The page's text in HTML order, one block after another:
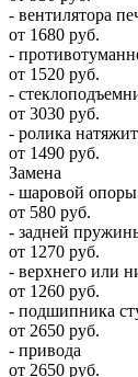
- вентилятора
от 1680 руб.
-
от 1520 руб.
-
от 3030 руб.
- ролика
от 1490 руб.
Замена
- шаровой опоры
от 580 руб.
- задней
от 1270 руб.
- верхнего или
от 1260 руб.
- подшипника
от 2650 руб.
- привода
от 2650 руб.